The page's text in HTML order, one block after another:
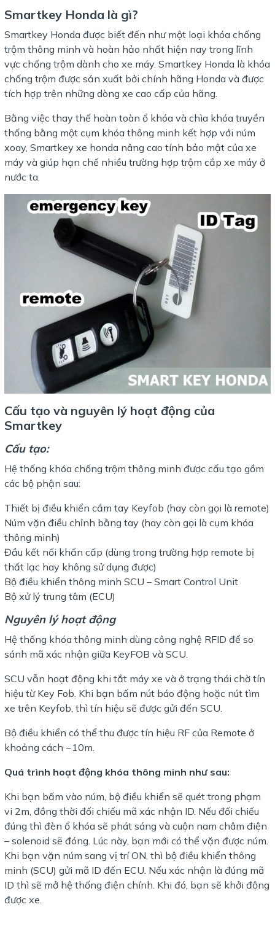
Smartkey Honda là gì?
Smartkey Honda được biết đến như một loại khóa chống
trộm thông minh và hoàn hảo nhất hiện nay trong lĩnh
vực chống trộm dành cho xe máy. Smartkey Honda là khóa
chống trộm được sản xuất bởi chính hãng Honda và được
tích hợp trên những dòng xe cao cấp của hãng.
Bằng việc thay thế hoàn toàn ổ khóa và chìa khóa truyền
thống bằng một cụm khóa thông minh kết hợp với núm
xoay, Smartkey xe honda nâng cao tính bảo mật của xe
máy và giúp hạn chế nhiều trường hợp trộm cắp xe máy ở
nước ta.
Cấu tạo và nguyên lý hoạt động của
Smartkey
Cấu tạo:
Hệ thống khóa chống trộm thông minh được cấu tạo gồm
các bộ phận sau:
Thiết bị điều khiển cầm tay Keyfob (hay còn gọi là remote)
Núm vặn điều chỉnh bằng tay (hay còn gọi là cụm khóa
thông minh)
Đầu kết nối khẩn cấp (dùng trong trường hợp remote bị
thất lạc hay không sử dụng được)
Bộ điều khiển thông minh SCU – Smart Control Unit
Bộ xử lý trung tâm (ECU)
Nguyên lý hoạt động
Hệ thống khóa thông minh dùng công nghệ RFID để so
sánh mã xác nhận giữa KeyFOB và SCU.
SCU vẫn hoạt động khi tắt máy xe và ở trạng thái chờ tín
hiệu từ Key Fob. Khi bạn bấm nút báo động hoặc nút tìm
xe trên Keyfob, thì tín hiệu sẽ được gửi đến SCU.
Bộ điều khiển có thể thu được tín hiệu RF của Remote ở
khoảng cách ~10m.
Quá trình hoạt động khóa thông minh như sau:
Khi bạn bấm vào núm, bộ điều khiển sẽ quét trong phạm
vi 2m, đồng thời đối chiếu mã xác nhận ID. Nếu đối chiếu
đúng thì đèn ổ khóa sẽ phát sáng và cuộn nam châm điện
– solenoid sẽ đóng. Lúc này, bạn mới có thể vặn được núm.
Khi bạn vặn núm sang vị trí ON, thì bộ điều khiển thông
minh (SCU) gửi mã ID đến ECU. Nếu xác nhận là đúng mã
ID thì sẽ mở hệ thống điện chính. Khi đó, bạn sẽ khởi động
được xe.